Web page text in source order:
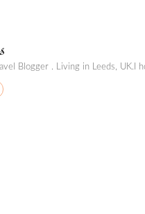
Blogger . Living in Leeds,